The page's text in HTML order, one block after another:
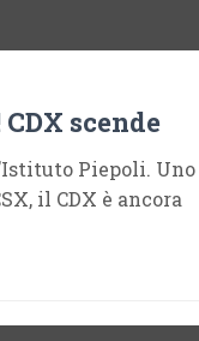
scende
Piepoli. Uno
il CDX è ancora